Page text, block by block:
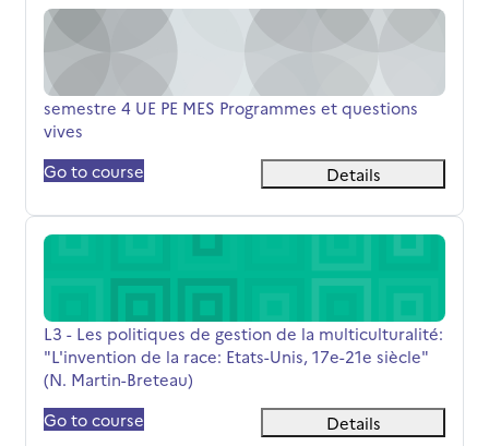
semestre 4 UE PE MES Programmes et questions vives
Όνομα μαθήματος
semestre 4 UE PE MES Programmes et questions
vives
Go to course
Details
L3 - Les politiques de gestion de la multiculturalité:
Όνομα μαθήματος
L3 - Les politiques de gestion de la multiculturalité:
"L'invention de la race: Etats-Unis, 17e-21e siècle"
(N. Martin-Breteau)
Go to course
Details